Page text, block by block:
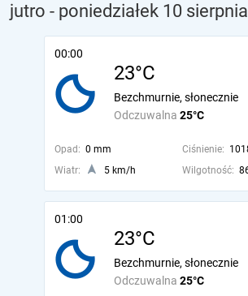
jutro - poniedziałek 10 sierpnia
00:00
23°C
Odczuwalna 25°C
Bezchmurnie, słonecznie
Opad: 0 mm Ciśnienie:
Wiatr:
5 km/h Wilgotność:
01:00
23°C
Odczuwalna 25°C
Bezchmurnie, słonecznie